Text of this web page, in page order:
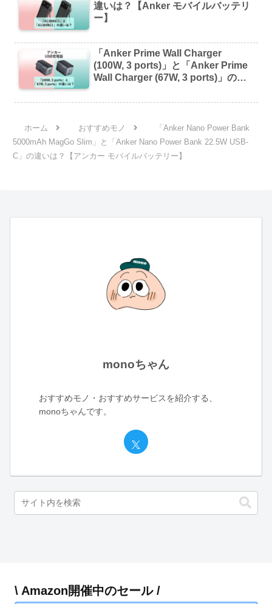
違いは？【Anker モバイルバッテリ
ー】
「Anker Prime Wall Charger
(100W, 3 ports)」と「Anker Prime
Wall Charger (67W, 3 ports)」の違
ホーム おすすめモノ
「Anker Nano Power Bank
5000mAh MagGo Slim」と「Anker Nano Power Bank 22.5W USB-
C」の違いは？【アンカー モバイルバッテリー】
monoちゃん
おすすめモノ・おすすめサービスを紹介する、
monoちゃんです。
\ Amazon開催中のセール /